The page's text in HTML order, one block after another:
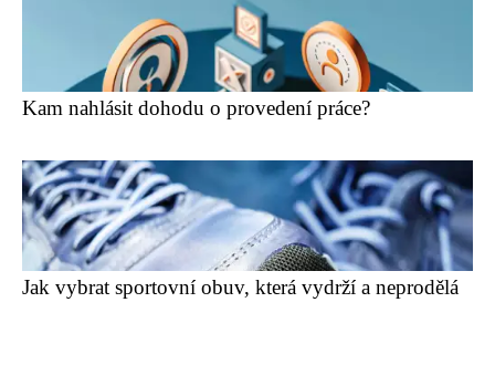
Kam nahlásit dohodu o provedení práce?
Jak vybrat sportovní obuv, která vydrží a neprodělá